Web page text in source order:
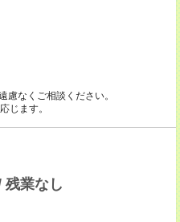
なくご相談ください。
じます。
残業なし